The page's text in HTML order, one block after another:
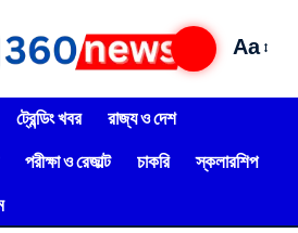
Aa
ট্রেন্ডিং খবর
রাজ্য ও দেশ
পরীক্ষা ও রেজাল্ট চাকরি
স্কলারশিপ